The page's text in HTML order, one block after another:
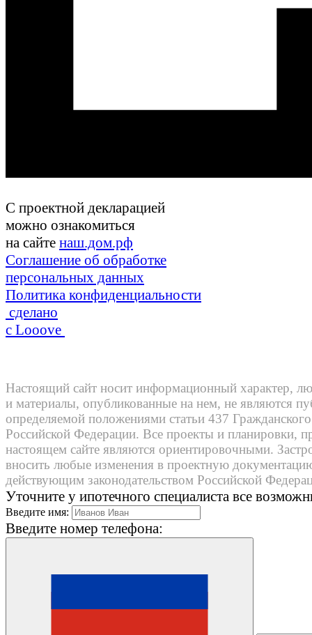
С проектной декларацией
можно ознакомиться
на сайте наш.дом.рф
Соглашение об обработке
персональных данных
Политика конфиденциальности
сделано
с Looove
Настоящий сайт носит информационный характер,
и материалы, опубликованные на нем, не являются
определяемой положениями статьи 437 Гражданского
Российской Федерации. Все проекты и планировки,
настоящем сайте являются ориентировочными.
вносить любые изменения в проектную
действующим законодательством Российской
Уточните у ипотечного специалиста все
Введите имя:
Введите номер телефона: